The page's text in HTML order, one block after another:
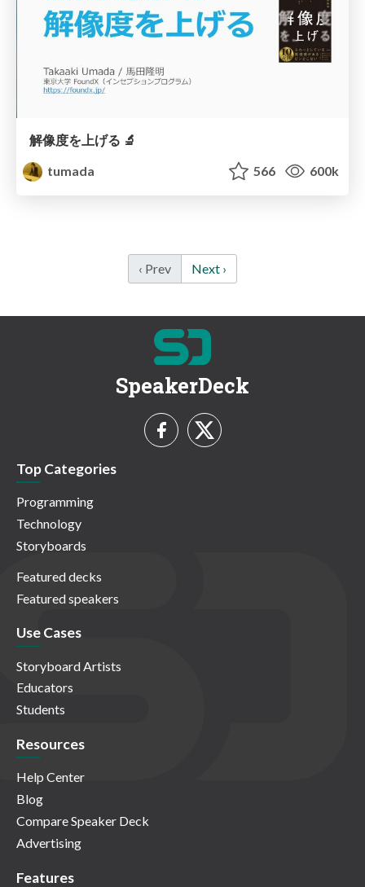
解像度を上げる 🔬
tumada
566 600k
‹ Prev Next ›
SpeakerDeck
Top Categories
Programming
Technology
Storyboards
Featured decks
Featured speakers
Use Cases
Storyboard Artists
Educators
Students
Resources
Help Center
Blog
Compare Speaker Deck
Advertising
Features